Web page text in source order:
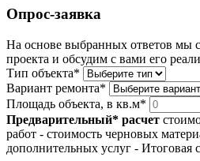
Опрос-заявка
На основе выбранных ответов мы
проекта и обсудим с вами его
Тип объекта*
Вариант ремонта*
Площадь объекта, в кв.м*
Предварительный* расчет
работ - стоимость черновых
дополнительных услуг - Итоговая